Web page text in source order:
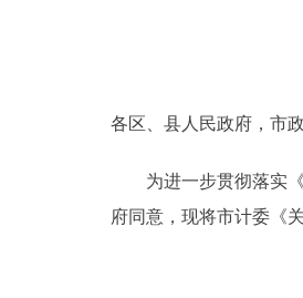
政务服务
各区、县人民政府，市
为进一步贯彻落实《
府同意，现将市计委《